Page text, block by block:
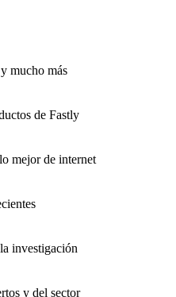
mucho más
de Fastly
mejor de internet
investigación
y del sector